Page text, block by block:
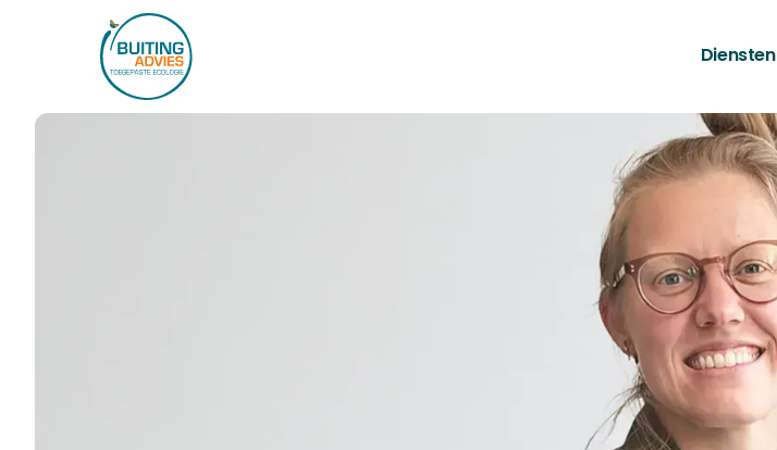
Diensten